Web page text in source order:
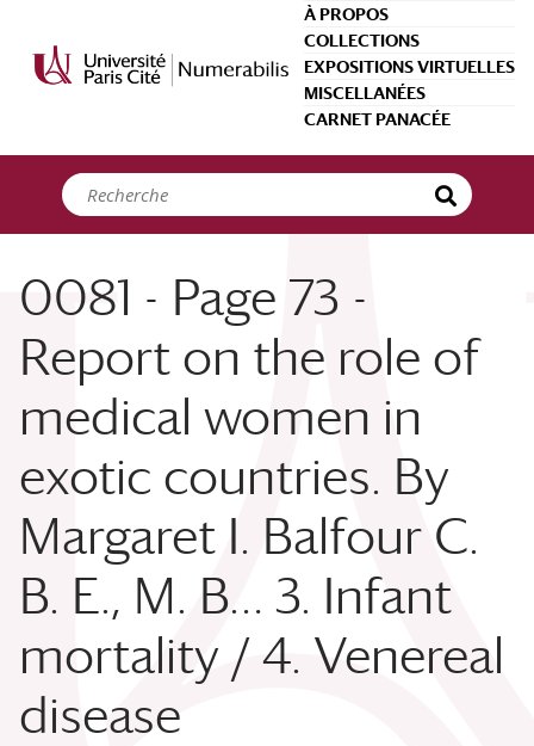
À PROPOS
COLLECTIONS
EXPOSITIONS VIRTUELLES
MISCELLANÉES
CARNET PANACÉE
0081 - Page 73 -
Report on the role of
medical women in
exotic countries. By
Margaret I. Balfour C.
B. E., M. B… 3. Infant
mortality / 4. Venereal
disease